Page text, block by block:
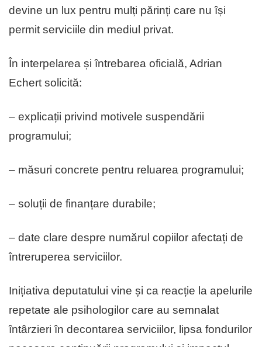
devine un lux pentru mulți părinți care nu își
permit serviciile din mediul privat.
În interpelarea și întrebarea oficială, Adrian
Echert solicită:
– explicații privind motivele suspendării
programului;
– măsuri concrete pentru reluarea programului;
– soluții de finanțare durabile;
– date clare despre numărul copiilor afectați de
întreruperea serviciilor.
Inițiativa deputatului vine și ca reacție la apelurile
repetate ale psihologilor care au semnalat
întârzieri în decontarea serviciilor, lipsa fondurilor